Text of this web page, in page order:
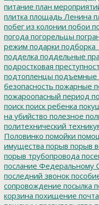
питание план
плитка площадь Ленина
побег из колонии побои
погода погорельцы
режим подарки
подделка поддельные
подростковая
подтопленцы подъемные
безопасность пожарные
пожароопасный период
поиск поиск ребенка
на убийство полезное
политехнический
Половинко помойки
имущества порыв порыв
порыв трубопровода
послание Федеральному
последний звонок
сопровождение посылка
корзина похищение почта